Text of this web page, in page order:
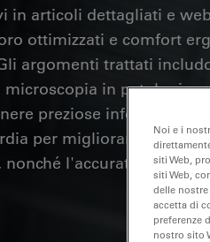
in articoli dettagliati e
ottimizzati e comfort
argomenti trattati
microscopia in patologia
preziose informazioni
per migliorare la
l'accuratezza
Noi e i
siti Web,
siti Web,
delle
accetta di
preferenze
nostro sito